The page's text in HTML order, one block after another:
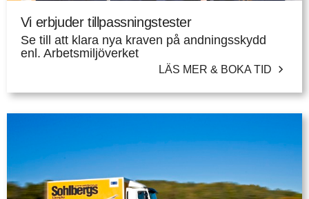
Vi erbjuder tillpassningstester
Se till att klara nya kraven på andningsskydd
enl. Arbetsmiljöverket
LÄS MER & BOKA TID